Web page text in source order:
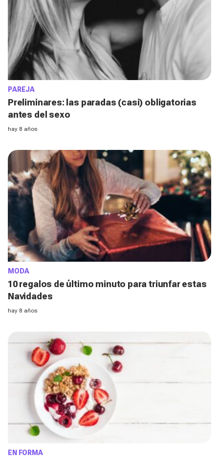
PAREJA
Preliminares: las paradas (casi) obligatorias
antes del sexo
hay 8 años
MODA
10 regalos de último minuto para triunfar estas
Navidades
hay 8 años
EN FORMA